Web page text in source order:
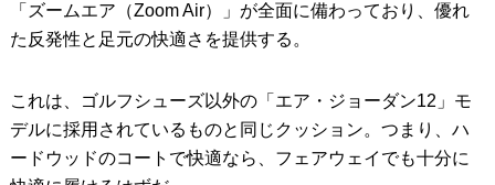
「ズームエア（Zoom Air）」が全面に備わっており、優れ
た反発性と足元の快適さを提供する。
これは、ゴルフシューズ以外の「エア・ジョーダン12」モ
デルに採用されているものと同じクッション。つまり、ハ
ードウッドのコートで快適なら、フェアウェイでも十分に